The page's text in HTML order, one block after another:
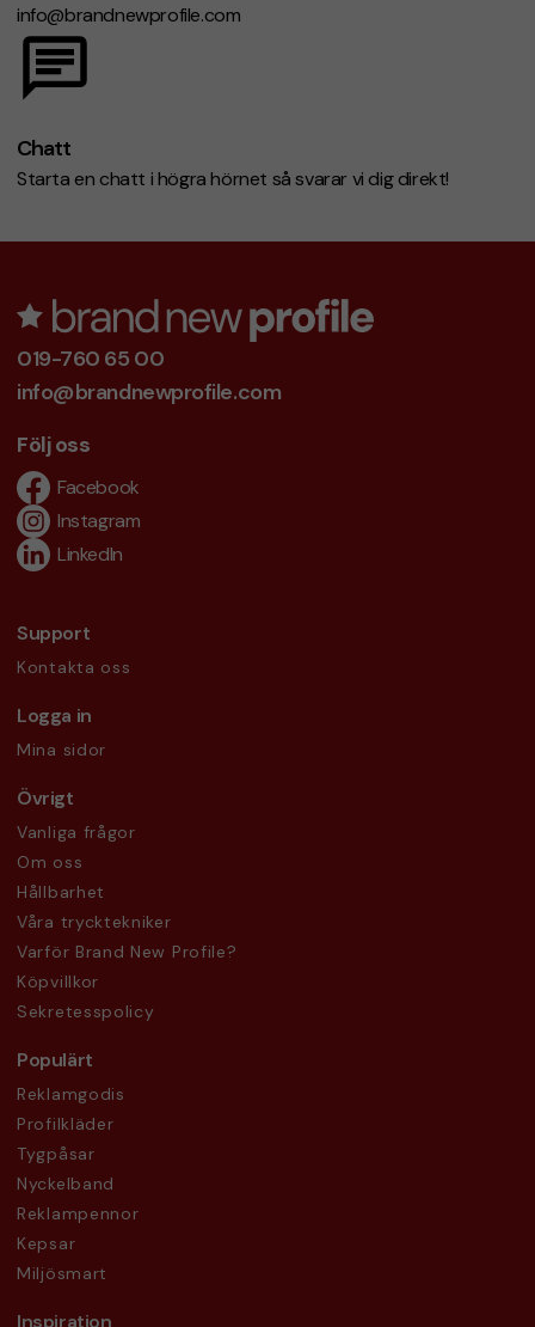
info@brandnewprofile.com
Chatt
Starta en chatt i högra hörnet så svarar vi dig direkt!
019-760 65 00
info@brandnewprofile.com
Följ oss
Facebook
Instagram
LinkedIn
Support
Kontakta oss
Logga in
Mina sidor
Övrigt
Vanliga frågor
Om oss
Hållbarhet
Våra trycktekniker
Varför Brand New Profile?
Köpvillkor
Sekretesspolicy
Populärt
Reklamgodis
Profilkläder
Tygpåsar
Nyckelband
Reklampennor
Kepsar
Miljösmart
Inspiration